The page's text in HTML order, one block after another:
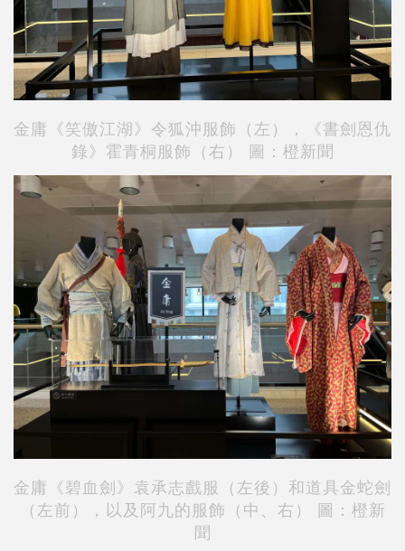
金庸《笑傲江湖》令狐沖服飾（左），《書劍恩仇
錄》霍青桐服飾（右） 圖：橙新聞
金庸《碧血劍》袁承志戲服（左後）和道具金蛇劍
（左前），以及阿九的服飾（中、右） 圖：橙新
聞